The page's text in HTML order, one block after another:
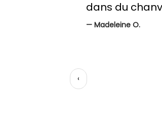
satisfaisante,
un service
‹